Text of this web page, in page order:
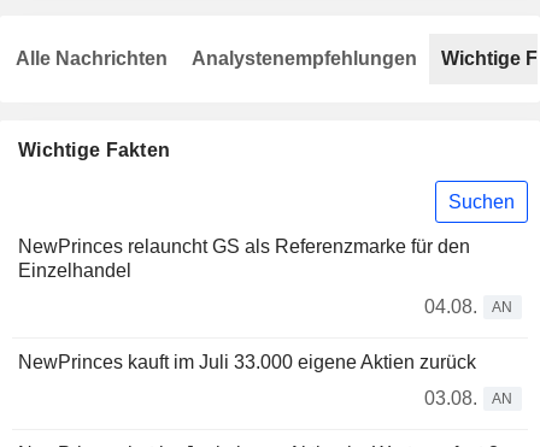
Wichtige Fakten
Suchen
NewPrinces relauncht GS als Referenzmarke für den
Einzelhandel
04.08.
AN
NewPrinces kauft im Juli 33.000 eigene Aktien zurück
03.08.
AN
Alle Nachrichten Analystenempfehlungen Wichtige